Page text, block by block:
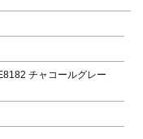
チャコールグレー